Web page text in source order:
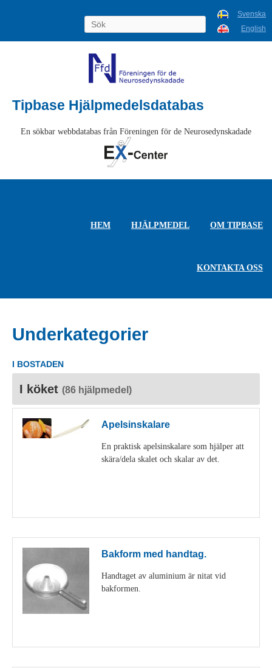
Svenska
English
Tipbase Hjälpmedelsdatabas
En sökbar webbdatabas från Föreningen för de Neurosedynskadade
HEM HJÄLPMEDEL OM TIPBASE
KONTAKTA OSS
Underkategorier
I BOSTADEN
I köket (86 hjälpmedel)
Apelsinskalare
En praktisk apelsinskalare som hjälper att
skära/dela skalet och skalar av det.
Bakform med handtag.
Handtaget av aluminium är nitat vid
bakformen.